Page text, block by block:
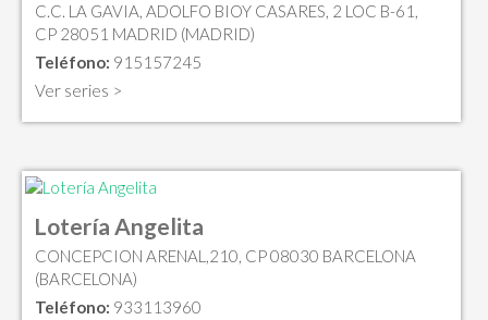
C.C. LA GAVIA, ADOLFO BIOY CASARES, 2 LOC B-61,
CP 28051 MADRID (MADRID)
Teléfono: 915157245
Ver series >
Lotería Angelita
CONCEPCION ARENAL,210, CP 08030 BARCELONA
(BARCELONA)
Teléfono: 933113960